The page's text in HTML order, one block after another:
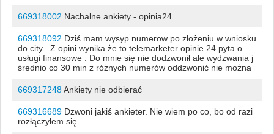
669318002 Nachalne ankiety - opinia24.
669318092 Dziś mam wysyp numerow po złożeniu w wniosku
do city . Z opini wynika że to telemarketer opinie 24 pyta o
usługi finansowe . Do mnie się nie dodzwonił ale wydzwania j
średnio co 30 min z różnych numerów oddzwonić nie można
669317248Ankiety nie odbierać
669316689Dzwoni jakiś ankieter. Nie wiem po co, bo od razi
rozłączyłem się.